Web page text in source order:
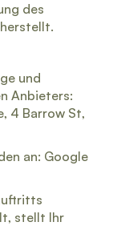
des
und
Anbieters:
4 Barrow St,
an: Google
stellt Ihr